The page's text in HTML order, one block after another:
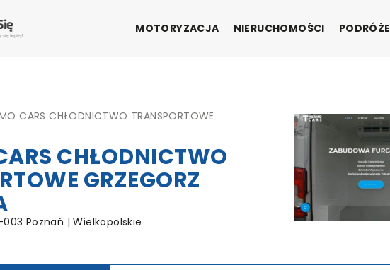
MOTORYZACJA NIERUCHOMOŚCI PODRÓŻE
CARS CHŁODNICTWO TRANSPORTOWE
CHŁODNICTWO
GRZEGORZ
Poznań | Wielkopolskie